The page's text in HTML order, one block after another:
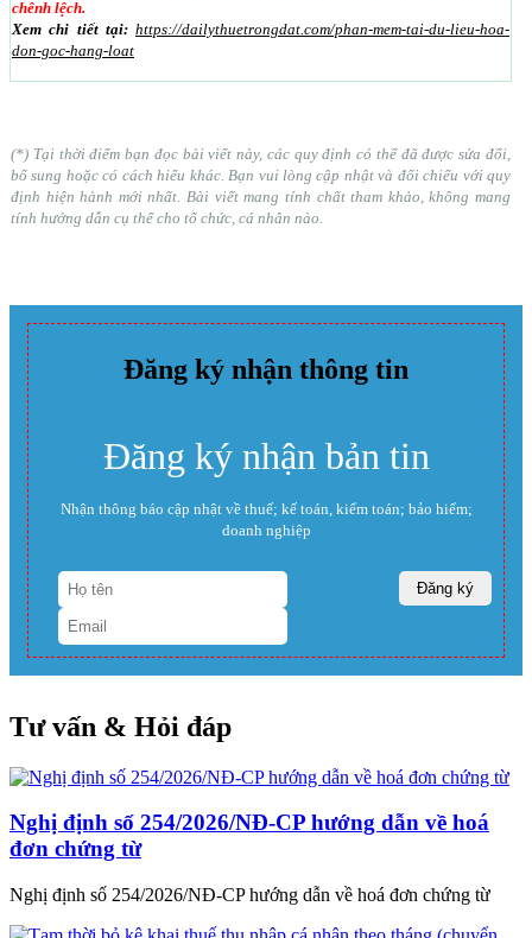
chênh lệch.
Xem chi tiết tại: https://dailythuetrongdat.com/phan-mem-tai-du-lieu-hoa-
don-goc-hang-loat
(*) Tại thời điểm bạn đọc bài viết này, các quy định có thể đã được sửa đổi,
bổ sung hoặc có cách hiểu khác. Bạn vui lòng cập nhật và đối chiếu với quy
định hiện hành mới nhất. Bài viết mang tính chất tham khảo, không mang
tính hướng dẫn cụ thể cho tổ chức, cá nhân nào.
Đăng ký nhận thông tin
Đăng ký nhận bản tin
Nhận thông báo cập nhật về thuế; kế toán, kiểm toán; bảo hiểm;
doanh nghiệp
Tư vấn & Hỏi đáp
Nghị định số 254/2026/NĐ-CP hướng dẫn về hoá
đơn chứng từ
Nghị định số 254/2026/NĐ-CP hướng dẫn về hoá đơn chứng từ